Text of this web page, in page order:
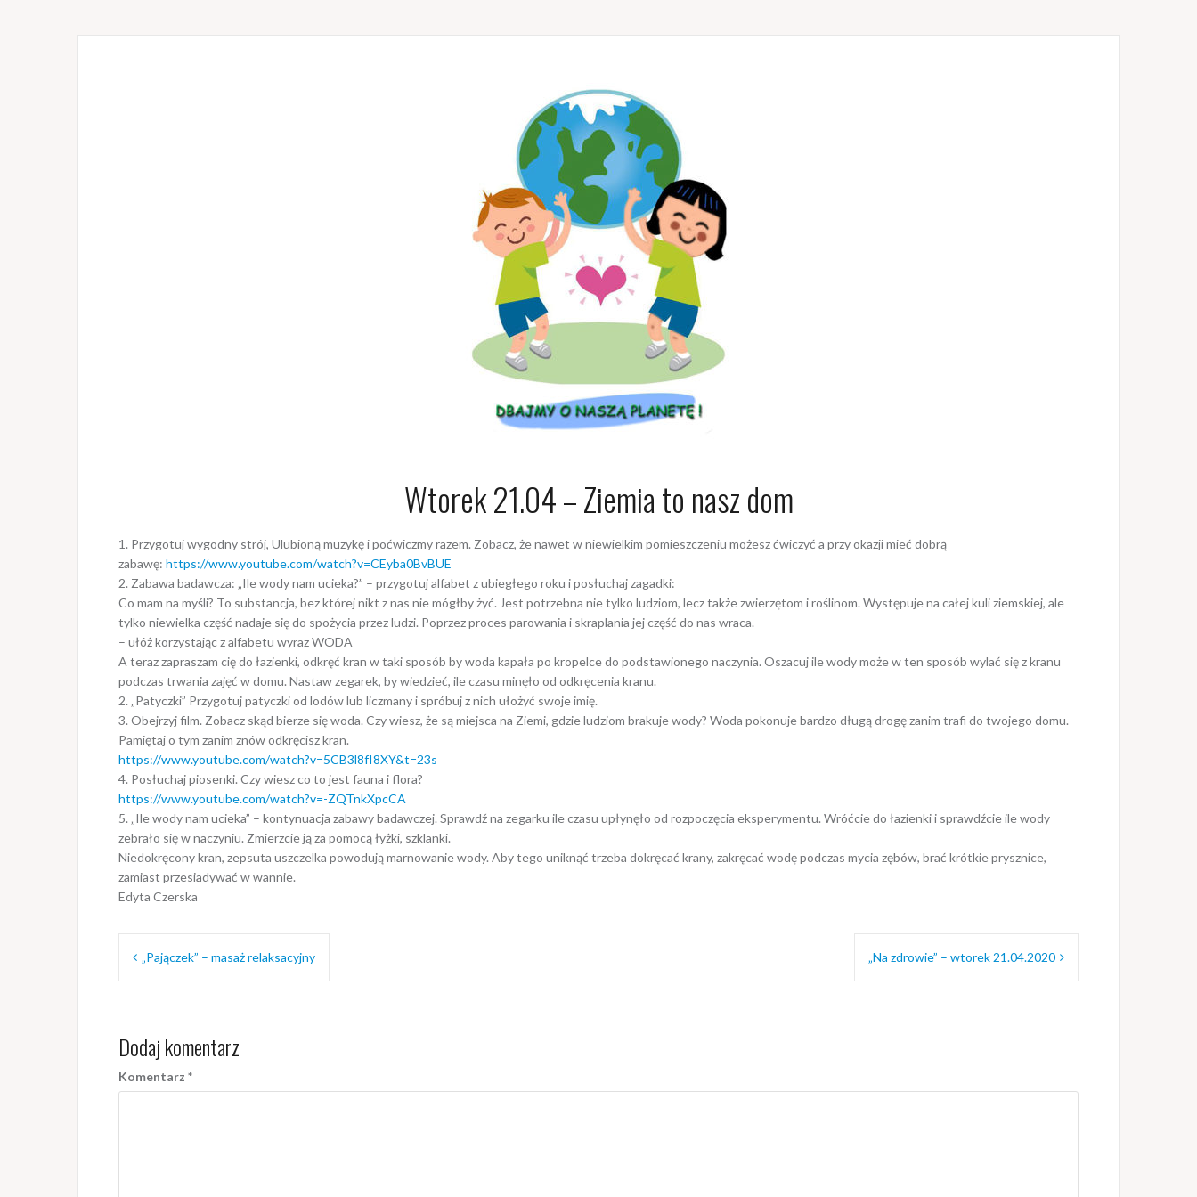
Wtorek 21.04 – Ziemia to nasz dom
1. Przygotuj wygodny strój, Ulubioną muzykę i poćwiczmy razem. Zobacz, że nawet w niewielkim pomieszczeniu możesz ćwiczyć a przy okazji mieć dobrą
zabawę: https://www.youtube.com/watch?v=CEyba0BvBUE
2. Zabawa badawcza: „Ile wody nam ucieka?” – przygotuj alfabet z ubiegłego roku i posłuchaj zagadki:
Co mam na myśli? To substancja, bez której nikt z nas nie mógłby żyć. Jest potrzebna nie tylko ludziom, lecz także zwierzętom i roślinom. Występuje na całej kuli ziemskiej, ale
tylko niewielka część nadaje się do spożycia przez ludzi. Poprzez proces parowania i skraplania jej część do nas wraca.
– ułóż korzystając z alfabetu wyraz WODA
A teraz zapraszam cię do łazienki, odkręć kran w taki sposób by woda kapała po kropelce do podstawionego naczynia. Oszacuj ile wody może w ten sposób wylać się z kranu
podczas trwania zajęć w domu. Nastaw zegarek, by wiedzieć, ile czasu minęło od odkręcenia kranu.
2. „Patyczki” Przygotuj patyczki od lodów lub liczmany i spróbuj z nich ułożyć swoje imię.
3. Obejrzyj film. Zobacz skąd bierze się woda. Czy wiesz, że są miejsca na Ziemi, gdzie ludziom brakuje wody? Woda pokonuje bardzo długą drogę zanim trafi do twojego domu.
Pamiętaj o tym zanim znów odkręcisz kran.
https://www.youtube.com/watch?v=5CB3l8fI8XY&t=23s
4. Posłuchaj piosenki. Czy wiesz co to jest fauna i flora?
https://www.youtube.com/watch?v=-ZQTnkXpcCA
5. „Ile wody nam ucieka” – kontynuacja zabawy badawczej. Sprawdź na zegarku ile czasu upłynęło od rozpoczęcia eksperymentu. Wróćcie do łazienki i sprawdźcie ile wody
zebrało się w naczyniu. Zmierzcie ją za pomocą łyżki, szklanki.
Niedokręcony kran, zepsuta uszczelka powodują marnowanie wody. Aby tego uniknąć trzeba dokręcać krany, zakręcać wodę podczas mycia zębów, brać krótkie prysznice,
zamiast przesiadywać w wannie.
Edyta Czerska
Nawigacja
wpisu
„Pajączek” – masaż relaksacyjny „Na zdrowie” – wtorek 21.04.2020
Dodaj komentarz
Komentarz *